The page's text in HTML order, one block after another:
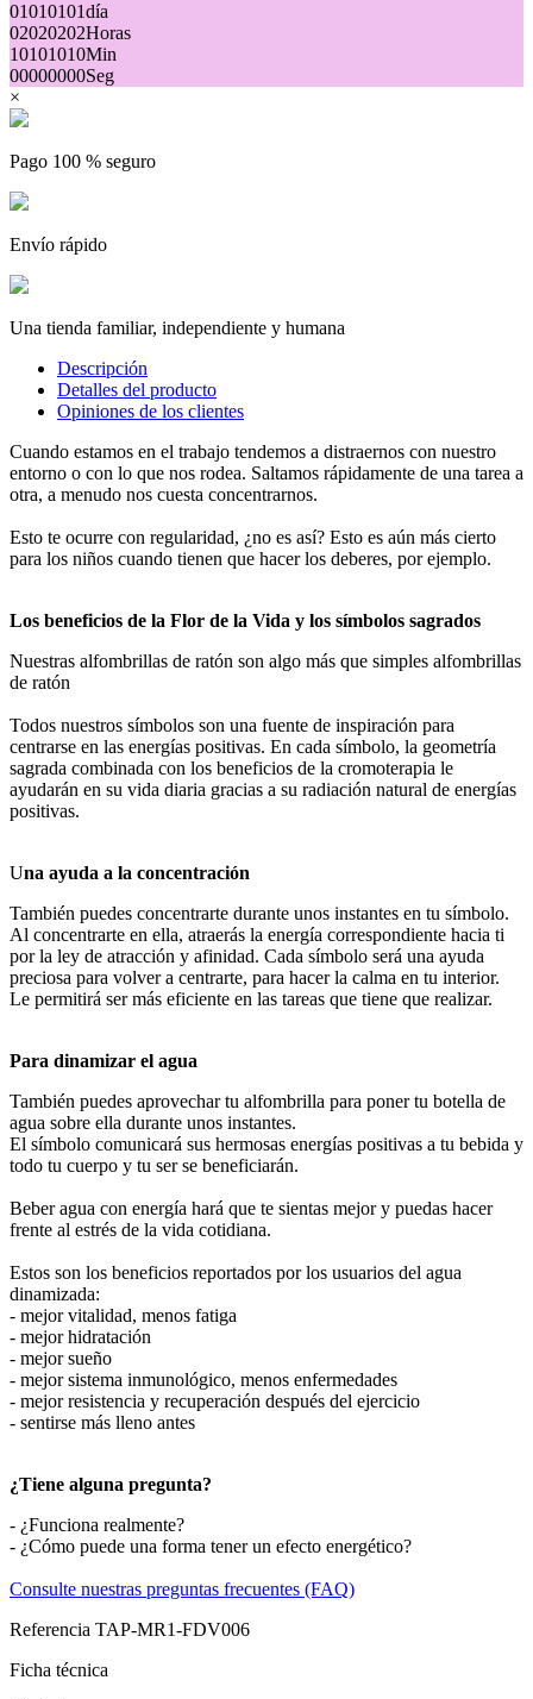
01010101día
02020202Horas
10101010Min
00000000Seg
×
Pago 100 % seguro
Envío rápido
Una tienda familiar, independiente y humana
Descripción
Detalles del producto
Opiniones de los clientes
Cuando estamos en el trabajo tendemos a distraernos con nuestro
entorno o con lo que nos rodea. Saltamos rápidamente de una tarea a
otra, a menudo nos cuesta concentrarnos.
Esto te ocurre con regularidad, ¿no es así? Esto es aún más cierto
para los niños cuando tienen que hacer los deberes, por ejemplo.
Los beneficios de la Flor de la Vida y los símbolos sagrados
Nuestras alfombrillas de ratón son algo más que simples alfombrillas
de ratón
Todos nuestros símbolos son una fuente de inspiración para
centrarse en las energías positivas. En cada símbolo, la geometría
sagrada combinada con los beneficios de la cromoterapia le
ayudarán en su vida diaria gracias a su radiación natural de energías
positivas.
Una ayuda a la concentración
También puedes concentrarte durante unos instantes en tu símbolo.
Al concentrarte en ella, atraerás la energía correspondiente hacia ti
por la ley de atracción y afinidad. Cada símbolo será una ayuda
preciosa para volver a centrarte, para hacer la calma en tu interior.
Le permitirá ser más eficiente en las tareas que tiene que realizar.
Para dinamizar el agua
También puedes aprovechar tu alfombrilla para poner tu botella de
agua sobre ella durante unos instantes.
El símbolo comunicará sus hermosas energías positivas a tu bebida y
todo tu cuerpo y tu ser se beneficiarán.
Beber agua con energía hará que te sientas mejor y puedas hacer
frente al estrés de la vida cotidiana.
Estos son los beneficios reportados por los usuarios del agua
dinamizada:
- mejor vitalidad, menos fatiga
- mejor hidratación
- mejor sueño
- mejor sistema inmunológico, menos enfermedades
- mejor resistencia y recuperación después del ejercicio
- sentirse más lleno antes
¿Tiene alguna pregunta?
- ¿Funciona realmente?
- ¿Cómo puede una forma tener un efecto energético?
Consulte nuestras preguntas frecuentes (FAQ)
Referencia TAP-MR1-FDV006
Ficha técnica